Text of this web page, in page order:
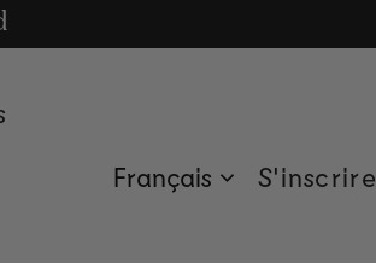
Français S'inscrire